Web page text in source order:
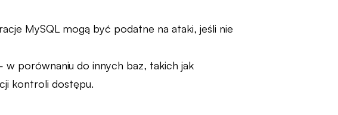
MySQL mogą być podatne na ataki, jeśli nie
w porównaniu do innych baz, takich jak
kontroli dostępu.